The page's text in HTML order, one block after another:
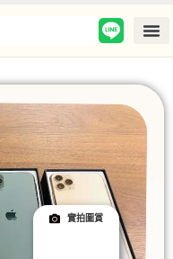
實拍圖賞